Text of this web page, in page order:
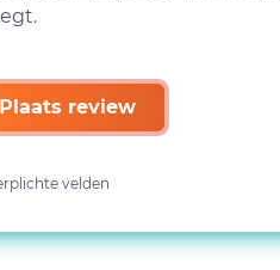
Plaats review
velden